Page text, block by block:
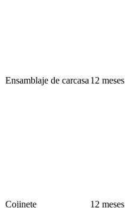
Ensamblaje de carcasa 12 meses
Cojinete 12 meses